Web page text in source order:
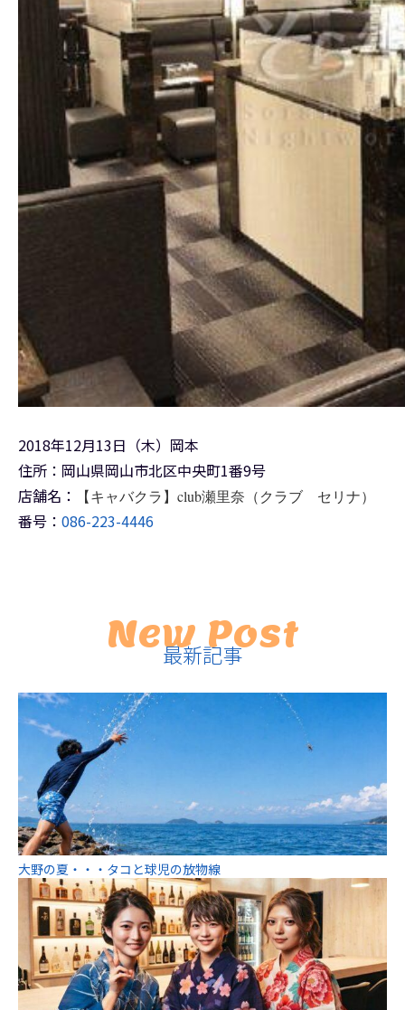
2018年12月13日（木）岡本
住所：岡山県岡山市北区中央町1番9号
店舗名：
【キャバクラ】club瀬里奈（クラブ セリナ）
番号： 086-223-4446
New Post
最新記事
大野の夏・・・タコと球児の放物線